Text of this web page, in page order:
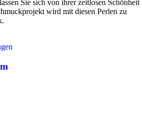
Sie sich von ihrer zeitlosen Schönheit
wird mit diesen Perlen zu